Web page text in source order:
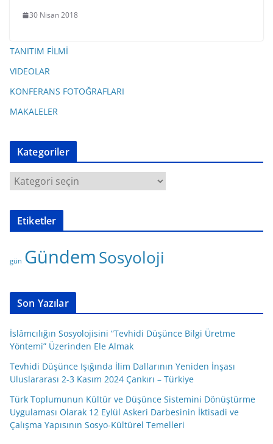
30 Nisan 2018
TANITIM FİLMİ
VIDEOLAR
KONFERANS FOTOĞRAFLARI
MAKALELER
Kategoriler
t
e
r
Etiketler
gün GündemSosyoloji
Son Yazılar
İslâmcılığın Sosyolojisini “Tevhidi Düşünce Bilgi Üretme
Yöntemi” Üzerinden Ele Almak
Tevhidi Düşünce Işığında İlim Dallarının Yeniden İnşası
Uluslararası 2-3 Kasım 2024 Çankırı – Türkiye
Türk Toplumunun Kültür ve Düşünce Sistemini Dönüştürme
Uygulaması Olarak 12 Eylül Askeri Darbesinin İktisadi ve
Çalışma Yapısının Sosyo-Kültürel Temelleri